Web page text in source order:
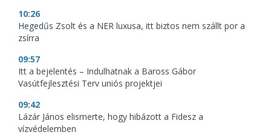
10:26
Hegedűs Zsolt és a NER luxusa, itt biztos nem szállt por a
zsírra
09:57
Itt a bejelentés – Indulhatnak a Baross Gábor
Vasútfejlesztési Terv uniós projektjei
09:42
Lázár János elismerte, hogy hibázott a Fidesz a
vízvédelemben